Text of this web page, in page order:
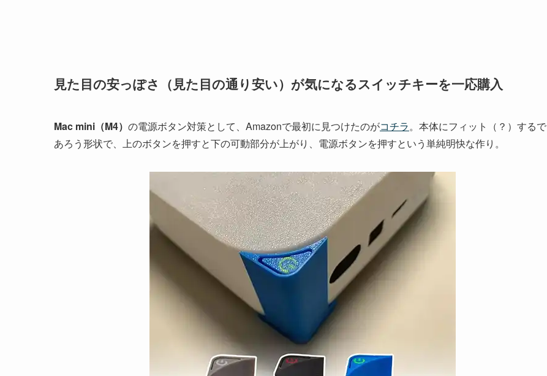
見た目の安っぽさ（見た目の通り安い）が気になるスイッチキーを一応購入
Mac mini（M4） の電源ボタン対策として、Amazonで最初に見つけたのがコチラ。本体にフィット（？）するで
あろう形状で、上のボタンを押すと下の可動部分が上がり、電源ボタンを押すという単純明快な作り。